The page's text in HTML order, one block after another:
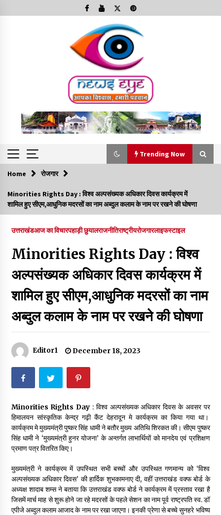
to
Trending Now
Trending Now
Minorities Rights Day : विश्व अल्पसंख्यक अधिकार दिवस
कार्यक्रम में शामिल हुए सीएम,आधुनिक मदरसों का नाम अब्दुल कलाम के नाम
December 18, 2023
Thought Of The Day 7 September
September 7, 2023
Thought Of The Day 6 September
September 6, 2023
Thought Of The Day 17 May
May 17, 2022
Thought Of The Day 16 May
Thought Of The Day 14 May
May 14, 2022
Home रोजगार
Minorities Rights Day : विश्व अल्पसंख्यक अधिकार दिवस कार्यक्रम में
शामिल हुए सीएम,आधुनिक मदरसों का नाम अब्दुल कलाम के नाम पर रखने की घोषणा
उत्तराखंडआज का विचारपहाड़ी छुयालराजनीतिराष्ट्रीयरोजगारलाइफस्टाइल
Minorities Rights Day : विश्व
अल्पसंख्यक अधिकार दिवस कार्यक्रम में
शामिल हुए सीएम,आधुनिक मदरसों का नाम
अब्दुल कलाम के नाम पर रखने की घोषणा
Editor1 December 18, 2023
Minorities Rights Day : विश्व अल्पसंख्यक अधिकार दिवस के अवसर पर
हिमालयन सांस्कृतिक केन्द्र गढ़ी कैंट देहरादून मे कार्यक्रम का किया गया था।
कार्यक्रम मे मुख्यमंत्री पुष्कर सिंह धामी ने बतौर मुख्य अतिथि शिरकत की। सीएम पुष्कर
सिंह धामी ने ‘मुख्यमंत्री हुनर योजना’ के अन्तर्गत लाभार्थियों को मानदेय एवं प्रशिक्षण
प्रमाण पत्र वितरित किए।
मुख्यमंत्री ने कार्यक्रम में उपस्थित सभी बच्चों और उपस्थित गणमान्य को ‘विश्व
अल्पसंख्यक अधिकार दिवस’ की हार्दिक शुभकामनाए दी, वहीं उत्तराखंड वक्फ बोर्ड के
अध्यक्ष शादाब शम्स ने बताया कि उत्तराखंड वक्फ बोर्ड ने कार्यक्रम में प्रस्ताव रखा है
जिसमें मार्च माह से शुरू होने जा रहे मदरसों के पहले सेशन का नाम पूर्व राष्ट्रपति स्व. डॉ
एपीजे अब्दुल कलाम आजाद के नाम पर रखा जाएगा। इनकी प्रेणा से बच्चे सुनहरे भविष्य